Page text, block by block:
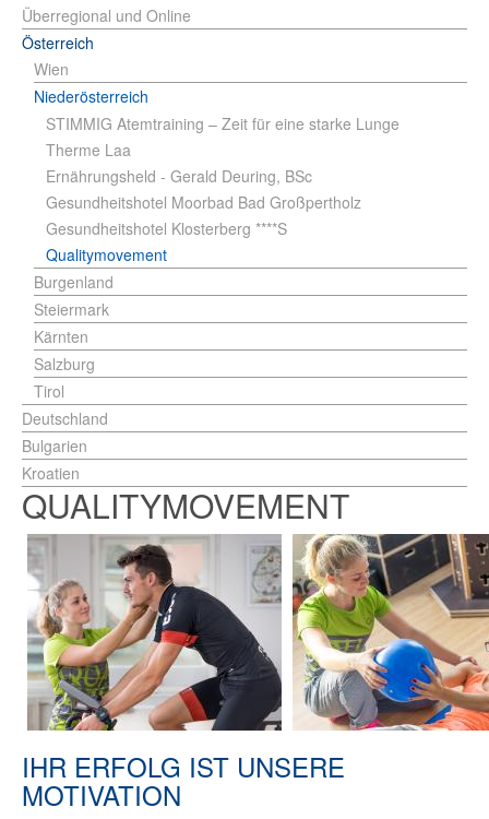
Überregional und Online
Österreich
Wien
Niederösterreich
STIMMIG Atemtraining – Zeit für eine starke Lunge
Therme Laa
Ernährungsheld - Gerald Deuring, BSc
Gesundheitshotel Moorbad Bad Großpertholz
Gesundheitshotel Klosterberg ****S
Qualitymovement
Burgenland
Steiermark
Kärnten
Salzburg
Tirol
Deutschland
Bulgarien
Kroatien
QUALITYMOVEMENT
IHR ERFOLG IST UNSERE
MOTIVATION